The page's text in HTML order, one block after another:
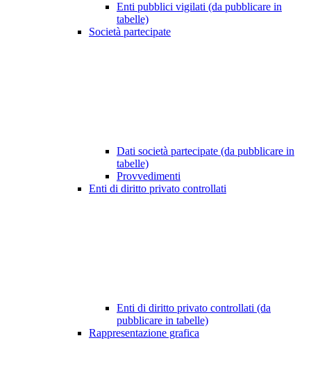
Enti pubblici vigilati (da pubblicare in
tabelle)
Società partecipate
Dati società partecipate (da pubblicare in
tabelle)
Provvedimenti
Enti di diritto privato controllati
Enti di diritto privato controllati (da
pubblicare in tabelle)
Rappresentazione grafica